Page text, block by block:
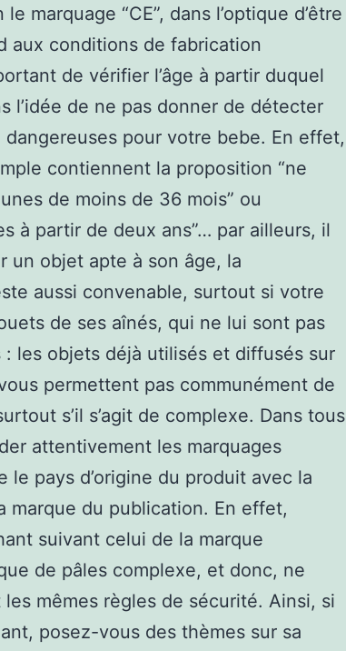
marquage “CE”, dans l’optique d’être
aux conditions de fabrication
de vérifier l’âge à partir duquel
l’idée de ne pas donner de détecter
pour votre bebe. En effet,
contiennent la proposition “ne
de moins de 36 mois” ou
à partir de deux ans”… par ailleurs, il
un objet apte à son âge, la
aussi convenable, surtout si votre
de ses aînés, qui ne lui sont pas
les objets déjà utilisés et diffusés sur
permettent pas communément de
s’il s’agit de complexe. Dans tous
attentivement les marquages
le pays d’origine du produit avec la
marque du publication. En effet,
suivant celui de la marque
de pâles complexe, et donc, ne
mêmes règles de sécurité. Ainsi, si
posez-vous des thèmes sur sa